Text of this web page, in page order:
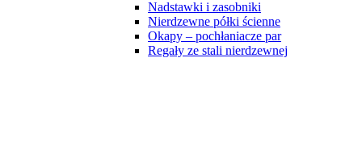
Nadstawki i zasobniki
Nierdzewne półki ścienne
Okapy – pochłaniacze par
Regały ze stali nierdzewnej